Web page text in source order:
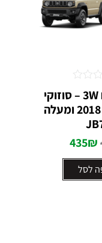
סט שטיחים 3W – סוזוקי
ג'ימני שנת 2018 ומעלה
435₪
לסל
0
מתוך
5